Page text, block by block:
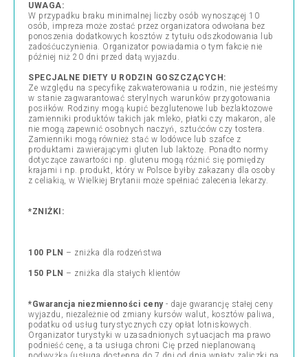
UWAGA:
W przypadku braku minimalnej liczby osób wynoszącej 10
osób, impreza może zostać przez organizatora odwołana bez
ponoszenia dodatkowych kosztów z tytułu odszkodowania lub
zadośćuczynienia. Organizator powiadamia o tym fakcie nie
później niż 20 dni przed datą wyjazdu.
SPECJALNE DIETY U RODZIN GOSZCZĄCYCH:
Ze względu na specyfikę zakwaterowania u rodzin, nie jesteśmy
w stanie zagwarantować sterylnych warunków przygotowania
posiłków. Rodziny mogą kupić bezglutenowe lub bezlaktozowe
zamienniki produktów takich jak mleko, płatki czy makaron, ale
nie mogą zapewnić osobnych naczyń, sztućców czy tostera.
Zamienniki mogą również stać w lodówce lub szafce z
produktami zawierającymi gluten lub laktozę. Ponadto normy
dotyczące zawartości np. glutenu mogą różnić się pomiędzy
krajami i np. produkt, który w Polsce byłby zakazany dla osoby
z celiakią, w Wielkiej Brytanii może spełniać zalecenia lekarzy.
*ZNIŻKI:
100 PLN – zniżka dla rodzeństwa
150 PLN – zniżka dla stałych klientów
*Gwarancja niezmienności ceny- daje gwarancję stałej ceny
wyjazdu, niezależnie od zmiany kursów walut, kosztów paliwa,
podatku od usług turystycznych czy opłat lotniskowych.
Organizator turystyki w uzasadnionych sytuacjach ma prawo
podnieść cenę, a ta usługa chroni Cię przed nieplanowaną